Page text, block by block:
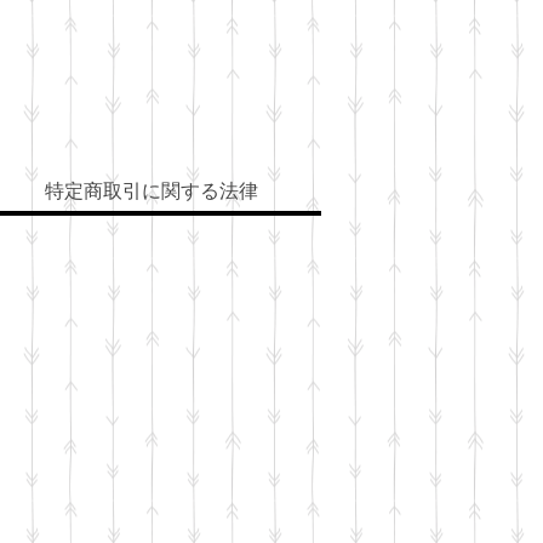
特定商取引に関する法律